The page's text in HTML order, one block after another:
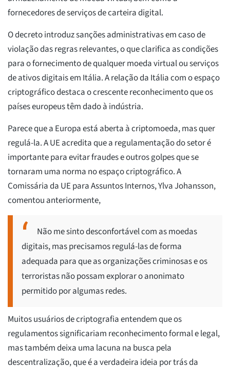
fornecedores de serviços de carteira digital.
O decreto introduz sanções administrativas em caso de
violação das regras relevantes, o que clarifica as condições
para o fornecimento de qualquer moeda virtual ou serviços
de ativos digitais em Itália. A relação da Itália com o espaço
criptográfico destaca o crescente reconhecimento que os
países europeus têm dado à indústria.
Parece que a Europa está aberta à criptomoeda, mas quer
regulá-la. A UE acredita que a regulamentação do setor é
importante para evitar fraudes e outros golpes que se
tornaram uma norma no espaço criptográfico. A
Comissária da UE para Assuntos Internos, Ylva Johansson,
comentou anteriormente,
Não me sinto desconfortável com as moedas
digitais, mas precisamos regulá-las de forma
adequada para que as organizações criminosas e os
terroristas não possam explorar o anonimato
permitido por algumas redes.
Muitos usuários de criptografia entendem que os
regulamentos significariam reconhecimento formal e legal,
mas também deixa uma lacuna na busca pela
descentralização, que é a verdadeira ideia por trás da